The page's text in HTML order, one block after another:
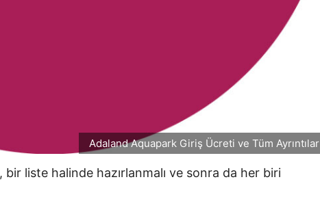
Adaland Aquapark Giriş Ücreti ve Tüm Ayrıntılar
, bir liste halinde hazırlanmalı ve sonra da her biri